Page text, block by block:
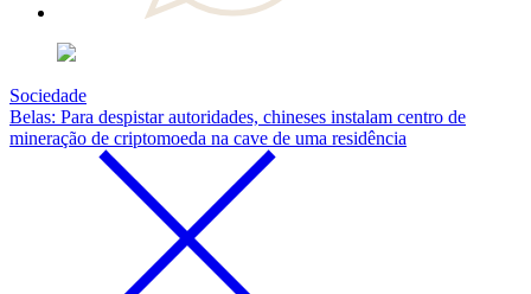
Sociedade
Belas: Para despistar autoridades, chineses instalam centro de
mineração de criptomoeda na cave de uma residência